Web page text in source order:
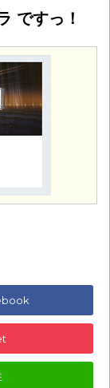
ですっ！